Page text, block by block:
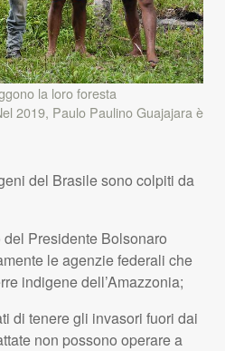
la loro foresta
2019, Paulo Paulino Guajajara è
del Brasile sono colpiti da
Presidente Bolsonaro
le agenzie federali che
indigene dell’Amazzonia;
di tenere gli invasori fuori dai
non possono operare a